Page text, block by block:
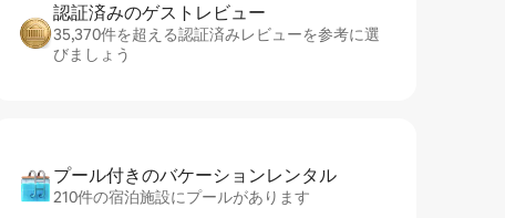
認証済みのゲ⁠ス⁠ト⁠レ⁠ビ⁠ュ⁠ー
35,370件を超える認証済みレビューを参考に選
びましょう
プール付きのバ⁠ケ⁠ー⁠シ⁠ョ⁠ンレ⁠ン⁠タ⁠ル
210件の宿泊施設にプールがあります